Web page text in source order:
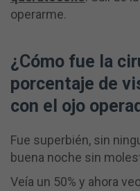
operarme.
¿Cómo fue la
porcentaje de
con el ojo
Fue superbién, sin
buena noche sin
Veía un 50% y ahora